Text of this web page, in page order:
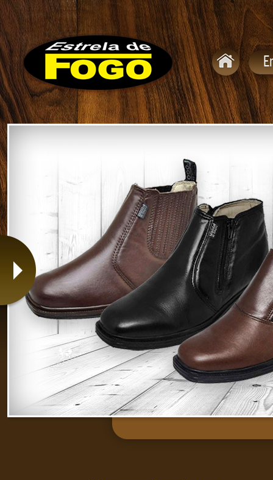
LATEX FRANCÊS CHOCOLATE
LATEX FRANCÊS NATURAL
LATEX FRANCÊS PRETO
LATEX QUADRADO C/ VIRA COSTURADO
LATEX REDONDO C/ VIRA PRETA
SOCIAL BORRACHA QUADRADA - GEL PELÍCA
SOLA PELICA
STAR LEVE
STRADA
TERAPIA SOFT
TEXANA ESCAMADA
TONNER SOLA BRANCA COURO
TONNER SOLA BRANCA PELICA